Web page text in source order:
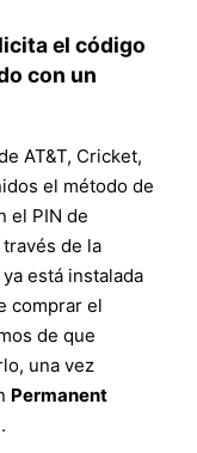
el código
con un
AT&T, Cricket,
el método de
el PIN de
de la
está instalada
comprar el
de que
una vez
Permanent